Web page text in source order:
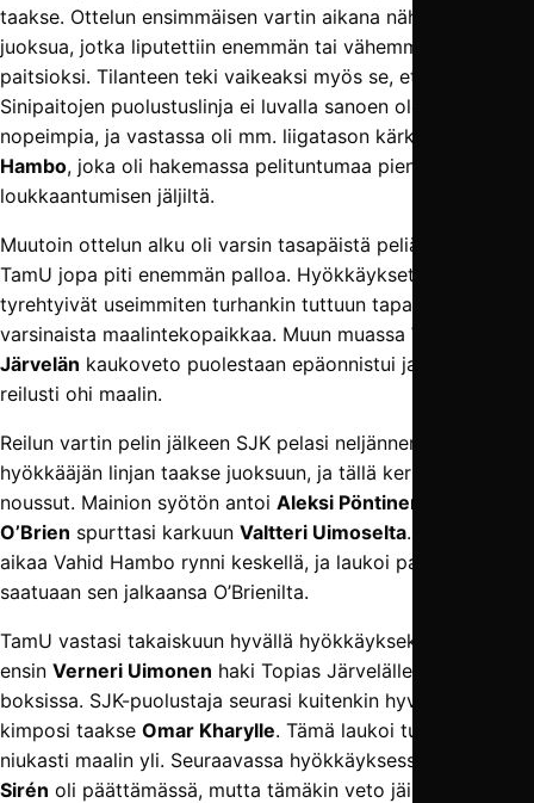
taakse. Ottelun ensimmäisen vartin aikana nähtiin kolme
juoksua, jotka liputettiin enemmän tai vähemmän niukasti
paitsioksi. Tilanteen teki vaikeaksi myös se, että
Sinipaitojen puolustuslinja ei luvalla sanoen ole sarjan
nopeimpia, ja vastassa oli mm. liigatason kärki
Hambo, joka oli hakemassa pelituntumaa pienen
loukkaantumisen jäljiltä.
Muutoin ottelun alku oli varsin tasapäistä peliä, jossa
TamU jopa piti enemmän palloa. Hyökkäykset kuitenkin
tyrehtyivät useimmiten turhankin tuttuun tapaan jo ennen
varsinaista maalintekopaikkaa. Muun muassa Topias
Järvelän kaukoveto puolestaan epäonnistui ja suuntautui
reilusti ohi maalin.
Reilun vartin pelin jälkeen SJK pelasi neljännen kerran
hyökkääjän linjan taakse juoksuun, ja tällä kertaa lippu ei
noussut. Mainion syötön antoi Aleksi Pöntinen
O’Brien spurttasi karkuun Valtteri Uimoselta. Samaan
aikaa Vahid Hambo rynni keskellä, ja laukoi pallon maaliin
saatuaan sen jalkaansa O’Brienilta.
TamU vastasi takaiskuun hyvällä hyökkäyksekllä, jossa
ensin Verneri Uimonen haki Topias Järvelälle tekopaikkaa
boksissa. SJK-puolustaja seurasi kuitenkin hyvin, ja pallo
kimposi taakse Omar Kharylle. Tämä laukoi tulisesti, mutta
niukasti maalin yli. Seuraavassa hyökkäyksessä
Sirén oli päättämässä, mutta tämäkin veto jäi turhan